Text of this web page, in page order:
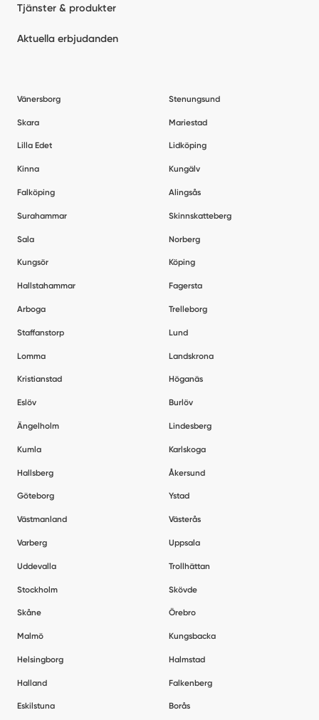
Tjänster & produkter
Aktuella erbjudanden
Vänersborg Stenungsund
Skara Mariestad
Lilla Edet Lidköping
Kinna Kungälv
Falköping Alingsås
Surahammar Skinnskatteberg
Sala Norberg
Kungsör Köping
Hallstahammar Fagersta
Arboga Trelleborg
Staffanstorp Lund
Lomma Landskrona
Kristianstad Höganäs
Eslöv Burlöv
Ängelholm Lindesberg
Kumla Karlskoga
Hallsberg Åkersund
Göteborg Ystad
Västmanland Västerås
Varberg Uppsala
Uddevalla Trollhättan
Stockholm Skövde
Skåne Örebro
Malmö Kungsbacka
Helsingborg Halmstad
Halland Falkenberg
Eskilstuna Borås